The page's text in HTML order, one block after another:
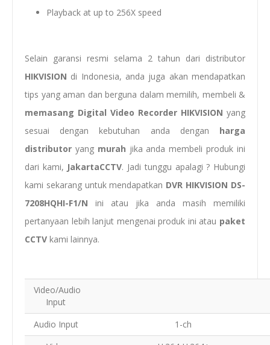
Playback at up to 256X speed
Selain garansi resmi selama 2 tahun dari distributor
HIKVISION di Indonesia, anda juga akan mendapatkan
tips yang aman dan berguna dalam memilih, membeli &
memasang Digital Video Recorder HIKVISION yang
sesuai dengan kebutuhan anda dengan harga
distributor yang murah jika anda membeli produk ini
dari kami, JakartaCCTV. Jadi tunggu apalagi ? Hubungi
kami sekarang untuk mendapatkan DVR HIKVISION DS-
7208HQHI-F1/N ini atau jika anda masih memiliki
pertanyaan lebih lanjut mengenai produk ini atau paket
CCTV kami lainnya.
Video/Audio
Input
Audio Input
1-ch